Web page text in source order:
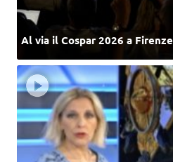
Al via il Cospar 2026 a Firenze